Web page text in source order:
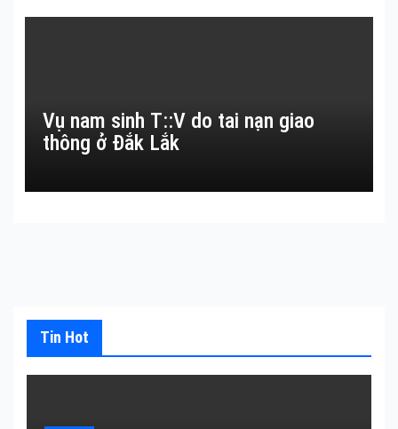
Vụ nam sinh T::V do tai nạn giao
thông ở Đắk Lắk
Tin Hot